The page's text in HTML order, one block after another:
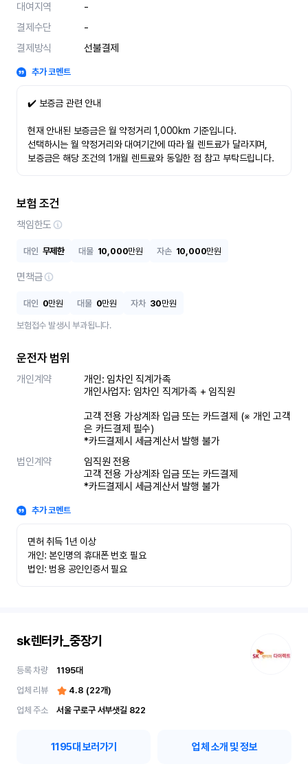
대여지역
-
결제수단
-
결제방식
선불결제
추가 코멘트
✔️ 보증금 관련 안내
현재 안내된 보증금은 월 약정거리 1,000km 기준입니다.
선택하시는 월 약정거리와 대여기간에 따라 월 렌트료가 달라지며,
보증금은 해당 조건의 1개월 렌트료와 동일한 점 참고 부탁드립니다.
보험 조건
책임한도
대인 무제한 대물 10,000만원 자손 10,000만원
면책금
대인 0만원 대물 0만원 자차 30만원
보험접수 발생시 부과됩니다.
운전자 범위
개인계약
개인: 임차인 직계가족
개인사업자: 임차인 직계가족 + 임직원
고객 전용 가상계좌 입금 또는 카드결제 (※ 개인 고객
은 카드결제 필수)
*카드결제시 세금계산서 발행 불가
법인계약
임직원 전용
고객 전용 가상계좌 입금 또는 카드결제
*카드결제시 세금계산서 발행 불가
추가 코멘트
면허 취득 1년 이상
개인: 본인명의 휴대폰 번호 필요
법인: 범용 공인인증서 필요
sk렌터카_중장기
등록 차량 1195대
업체 리뷰
4.8 (22개)
업체 주소
서울 구로구 서부샛길 822
1195대 보러가기 업체 소개 및 정보